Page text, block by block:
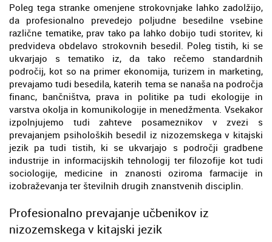
Poleg tega stranke omenjene strokovnjake lahko zadolžijo,
da profesionalno prevedejo poljudne besedilne vsebine
različne tematike, prav tako pa lahko dobijo tudi storitev, ki
predvideva obdelavo strokovnih besedil. Poleg tistih, ki se
ukvarjajo s tematiko iz, da tako rečemo standardnih
področij, kot so na primer ekonomija, turizem in marketing,
prevajamo tudi besedila, katerih tema se nanaša na področja
financ, bančništva, prava in politike pa tudi ekologije in
varstva okolja in komunikologije in menedžmenta. Vsekakor
izpolnjujemo tudi zahteve posameznikov v zvezi s
prevajanjem psiholoških besedil iz nizozemskega v kitajski
jezik pa tudi tistih, ki se ukvarjajo s področji gradbene
industrije in informacijskih tehnologij ter filozofije kot tudi
sociologije, medicine in znanosti oziroma farmacije in
izobraževanja ter številnih drugih znanstvenih disciplin.
Profesionalno prevajanje učbenikov iz
nizozemskega v kitajski jezik